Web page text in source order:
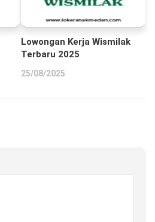
Lowongan Kerja Wismilak
Terbaru 2025
25/08/2025